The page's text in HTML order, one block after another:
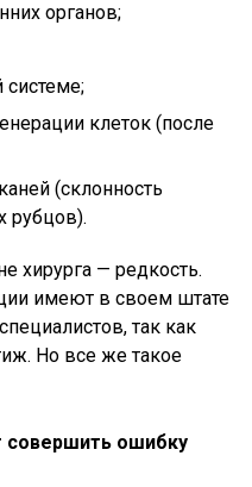
органов;
клеток (после
(склонность
рубцов).
хирурга — редкость.
имеют в своем штате
так как
Но все же такое
совершить ошибку